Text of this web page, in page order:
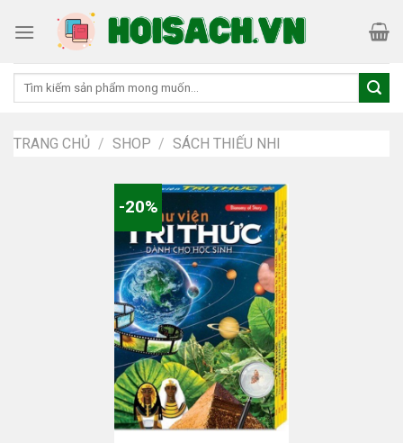
Tìm
TRANG CHỦ / SHOP / SÁCH THIẾU NHI
-20%